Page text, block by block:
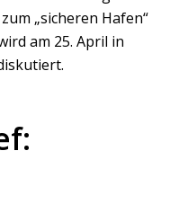
„sicheren Hafen“
am 25. April in